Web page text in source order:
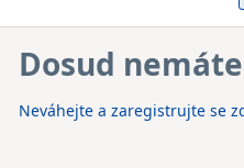
Dosud
Neváhejte a zaregistrujte se